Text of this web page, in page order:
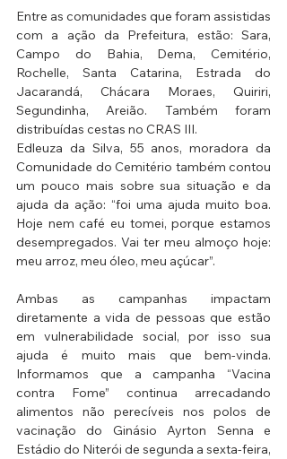
Entre as comunidades que foram assistidas
com a ação da Prefeitura, estão: Sara,
Campo do Bahia, Dema, Cemitério,
Rochelle, Santa Catarina, Estrada do
Jacarandá, Chácara Moraes, Quiriri,
Segundinha, Areião. Também foram
distribuídas cestas no CRAS III.
Edleuza da Silva, 55 anos, moradora da
Comunidade do Cemitério também contou
um pouco mais sobre sua situação e da
ajuda da ação: “foi uma ajuda muito boa.
Hoje nem café eu tomei, porque estamos
desempregados. Vai ter meu almoço hoje:
meu arroz, meu óleo, meu açúcar”.
Ambas as campanhas impactam
diretamente a vida de pessoas que estão
em vulnerabilidade social, por isso sua
ajuda é muito mais que bem-vinda.
Informamos que a campanha “Vacina
contra Fome” continua arrecadando
alimentos não perecíveis nos polos de
vacinação do Ginásio Ayrton Senna e
Estádio do Niterói de segunda a sexta-feira,